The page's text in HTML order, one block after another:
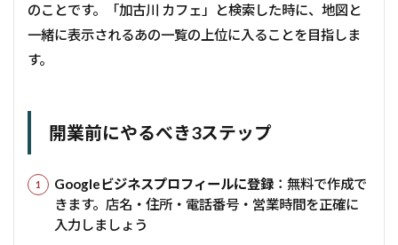
のことです。「加古川 カフェ」と検索した時に、地図と
一緒に表示されるあの一覧の上位に入ることを目指しま
す。
開業前にやるべき3ステップ
Googleビジネスプロフィールに登録：無料で作成で
きます。店名・住所・電話番号・営業時間を正確に
入力しましょう